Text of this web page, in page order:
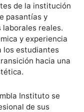
de la institución
pasantías y
reales.
y experiencia
los estudiantes
hacia una
Instituto se
de sus